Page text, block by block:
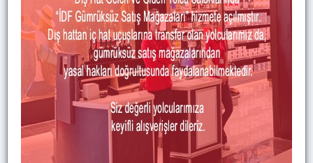
İÇ HATLAR GİDEN
Tarih Hava Yolu Sefer Sayısı Geldiği Yer
07.08.2026 TK 2055 ISTANBUL AIRPORT
09.08.2026 TK 2055 ISTANBUL AIRPORT